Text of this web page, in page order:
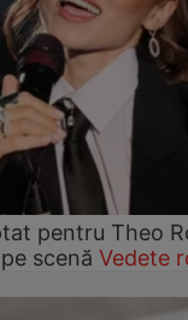
pentru Theo
scenă Vedete